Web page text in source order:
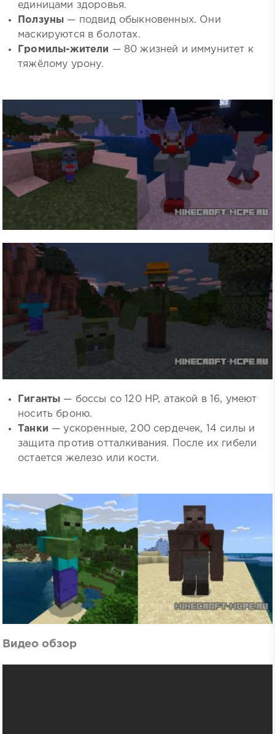
единицами здоровья.
Ползуны — подвид обыкновенных. Они
маскируются в болотах.
Громилы-жители — 80 жизней и иммунитет к
тяжёлому урону.
Гиганты — боссы со 120 HP, атакой в 16, умеют
носить броню.
Танки — ускоренные, 200 сердечек, 14 силы и
защита против отталкивания. После их гибели
остается железо или кости.
Видео обзор